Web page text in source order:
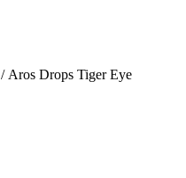
/ Aros Drops Tiger Eye